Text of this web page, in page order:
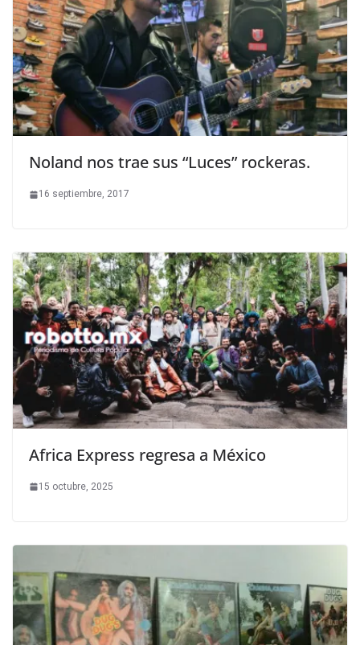
Noland nos trae sus “Luces” rockeras.
16 septiembre, 2017
Africa Express regresa a México
15 octubre, 2025